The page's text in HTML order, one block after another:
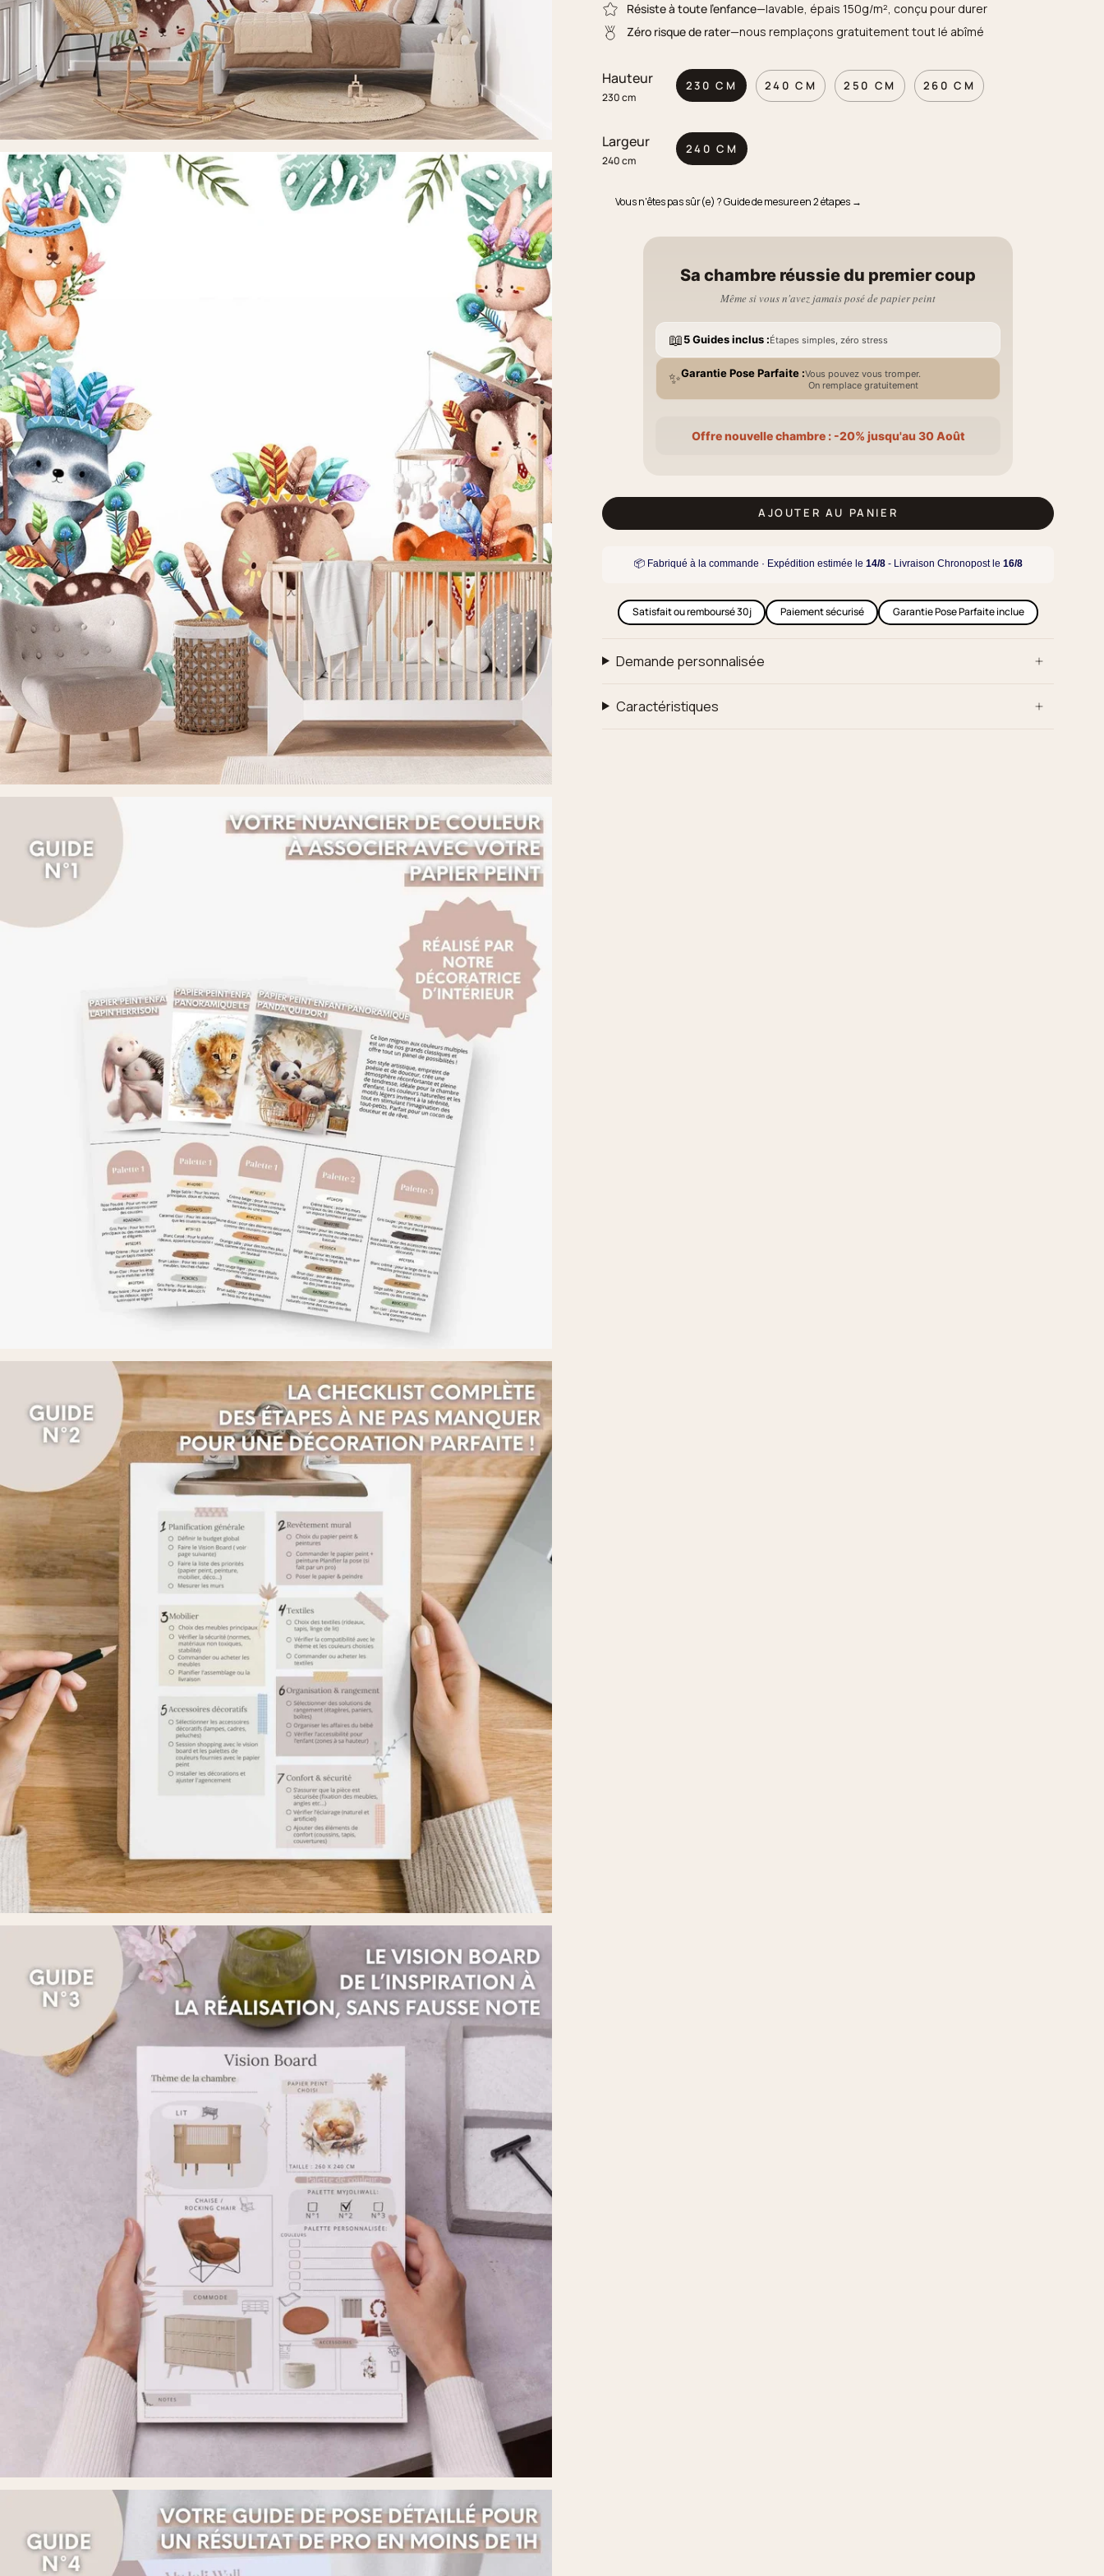
Résiste à toute l'enfance—lavable, épais 150g/m², conçu pour durer
Zéro risque de rater—nous remplaçons gratuitement tout lé abîmé
Hauteur
230 cm
230 CM 240 CM 250 CM 260 CM
Largeur
240 cm
240 CM
Vous n'êtes pas sûr(e) ? Guide de mesure en 2 étapes →
Sa chambre réussie du premier coup
Même si vous n'avez jamais posé de papier peint
📖5 Guides inclus :Étapes simples, zéro stress
✨Garantie Pose Parfaite :Vous pouvez vous tromper.
On remplace gratuitement
Offre nouvelle chambre : -20% jusqu'au 30 Août
AJOUTER AU PANIER
📦 Fabriqué à la commande · Expédition estimée le 14/8- Livraison Chronopost le 16/8
Satisfait ou remboursé 30j Paiement sécurisé Garantie Pose Parfaite inclue
Demande personnalisée
Caractéristiques